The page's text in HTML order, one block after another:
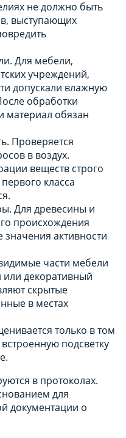
не должно быть
выступающих
Для мебели,
учреждений,
допускали влажную
обработки
материал обязан
Проверяется
в воздух.
веществ строго
класса
Для древесины и
происхождения
активности
части мебели
декоративный
скрытые
в местах
только в том
подсветку
в протоколах.
для
документации о